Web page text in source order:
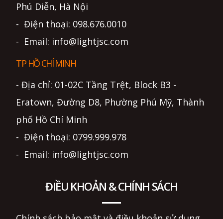
Phú Diễn, Hà Nội
- Điện thoại: 098.676.0010
- Email: info@lightjsc.com
TP HỒ CHÍ MINH
- Địa chỉ: 01-02C Tầng Trệt, Block B3 -
Eratown, Đường D8, Phường Phú Mỹ, Thành
phố Hồ Chí Minh
- Điện thoại: 0799.999.978
- Email: info@lightjsc.com
ĐIỀU KHOẢN & CHÍNH SÁCH